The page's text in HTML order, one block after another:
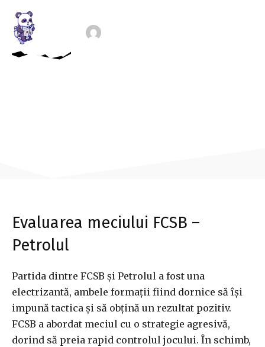
putut să realizeze mai mult”
-
Evaluarea meciului FCSB –
Petrolul
Partida dintre FCSB și Petrolul a fost una
electrizantă, ambele formații fiind dornice să își
impună tactica și să obțină un rezultat pozitiv.
FCSB a abordat meciul cu o strategie agresivă,
dorind să preia rapid controlul jocului. În schimb,